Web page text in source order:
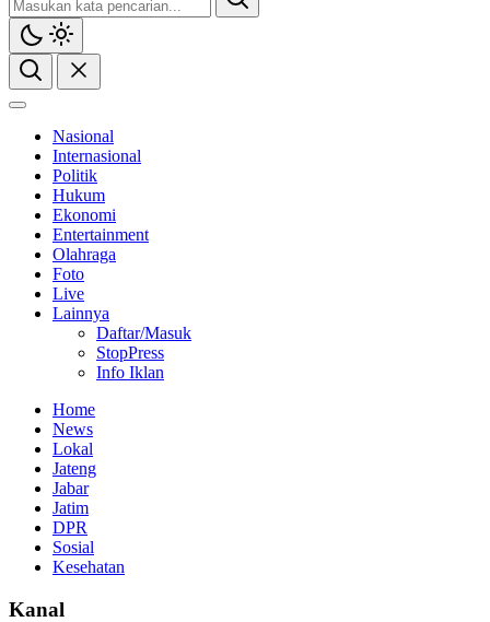
CMI News
Berani, Integritas dan Loyalitas
Nasional
Internasional
Politik
Hukum
Ekonomi
Entertainment
Olahraga
Foto
Live
Lainnya
Daftar/Masuk
StopPress
Info Iklan
Home
News
Lokal
Jateng
Jabar
Jatim
DPR
Sosial
Kesehatan
Kanal